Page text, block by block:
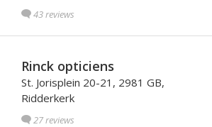
43 reviews
Rinck opticiens
St. Jorisplein 20-21, 2981 GB,
Ridderkerk
27 reviews